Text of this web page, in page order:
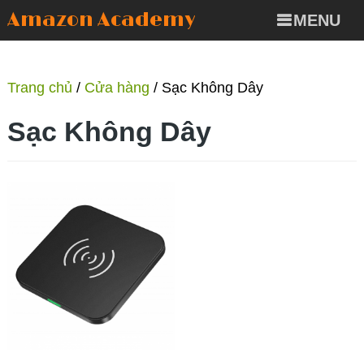
Amazon Academy MENU
Trang chủ / Cửa hàng / Sạc Không Dây
Sạc Không Dây